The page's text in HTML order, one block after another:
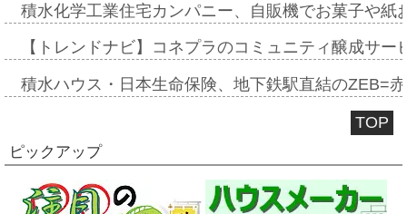
積水化学工業住宅カンパニー、自販機でお菓子や
【トレンドナビ】コネプラのコミュニティ醸成サ
積水ハウス・日本生命保険、地下鉄駅直結のZEB=
TOP
ピックアップ